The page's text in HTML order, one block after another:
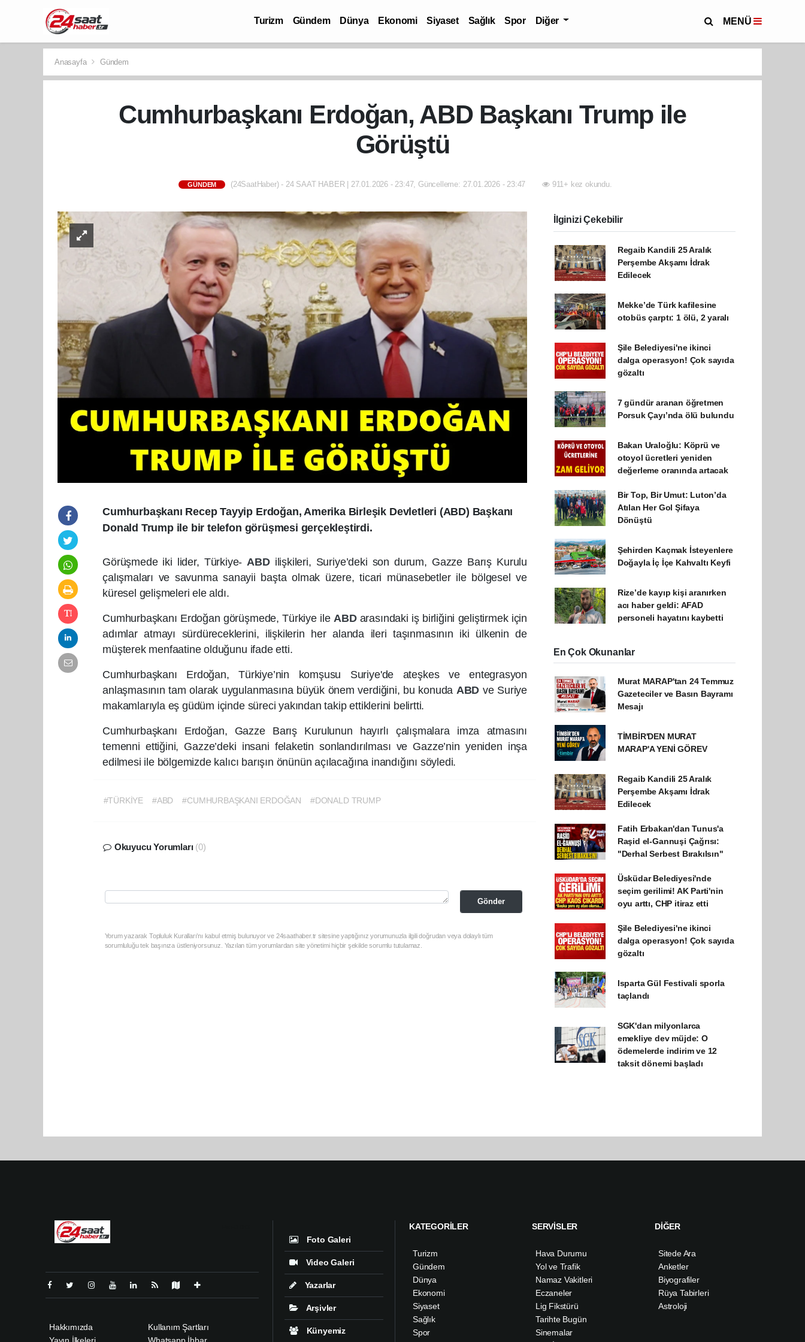
Turizm Gündem Dünya Ekonomi Siyaset Sağlık Spor Diğer MENÜ
Anasayfa Gündem
Cumhurbaşkanı Erdoğan, ABD Başkanı Trump ile
Görüştü
GÜNDEM (24SaatHaber) - 24 SAAT HABER | 27.01.2026 - 23:47, Güncelleme: 27.01.2026 - 23:47 911+ kez okundu.
Cumhurbaşkanı Recep Tayyip Erdoğan, Amerika Birleşik Devletleri (ABD) Başkanı
Donald Trump ile bir telefon görüşmesi gerçekleştirdi.
Görüşmede iki lider, Türkiye- ABD ilişkileri, Suriye’deki son durum, Gazze Barış Kurulu
çalışmaları ve savunma sanayii başta olmak üzere, ticari münasebetler ile bölgesel ve
küresel gelişmeleri ele aldı.
Cumhurbaşkanı Erdoğan görüşmede, Türkiye ile ABD arasındaki iş birliğini geliştirmek için
adımlar atmayı sürdüreceklerini, ilişkilerin her alanda ileri taşınmasının iki ülkenin de
müşterek menfaatine olduğunu ifade etti.
Cumhurbaşkanı Erdoğan, Türkiye’nin komşusu Suriye'de ateşkes ve entegrasyon
anlaşmasının tam olarak uygulanmasına büyük önem verdiğini, bu konuda ABD ve Suriye
makamlarıyla eş güdüm içinde süreci yakından takip ettiklerini belirtti.
Cumhurbaşkanı Erdoğan, Gazze Barış Kurulunun hayırlı çalışmalara imza atmasını
temenni ettiğini, Gazze’deki insani felaketin sonlandırılması ve Gazze’nin yeniden inşa
edilmesi ile bölgemizde kalıcı barışın önünün açılacağına inandığını söyledi.
#TÜRKİYE #ABD #CUMHURBAŞKANI ERDOĞAN #DONALD TRUMP
Okuyucu Yorumları (0)
Gönder
Yorum yazarak Topluluk Kuralları’nı kabul etmiş bulunuyor ve 24saathaber.tr sitesine yaptığınız yorumunuzla ilgili doğrudan veya dolaylı tüm
sorumluluğu tek başınıza üstleniyorsunuz. Yazılan tüm yorumlardan site yönetimi hiçbir şekilde sorumlu tutulamaz.
İlginizi Çekebilir
Regaib Kandili 25 Aralık
Perşembe Akşamı İdrak
Edilecek
Mekke’de Türk kafilesine
otobüs çarptı: 1 ölü, 2 yaralı
Şile Belediyesi'ne ikinci
dalga operasyon! Çok sayıda
gözaltı
7 gündür aranan öğretmen
Porsuk Çayı’nda ölü bulundu
Bakan Uraloğlu: Köprü ve
otoyol ücretleri yeniden
değerleme oranında artacak
Bir Top, Bir Umut: Luton’da
Atılan Her Gol Şifaya
Dönüştü
Şehirden Kaçmak İsteyenlere
Doğayla İç İçe Kahvaltı Keyfi
Rize’de kayıp kişi aranırken
acı haber geldi: AFAD
personeli hayatını kaybetti
En Çok Okunanlar
Murat MARAP'tan 24 Temmuz
Gazeteciler ve Basın Bayramı
Mesajı
TİMBİR'DEN MURAT
MARAP'A YENİ GÖREV
Regaib Kandili 25 Aralık
Perşembe Akşamı İdrak
Edilecek
Fatih Erbakan'dan Tunus'a
Raşid el-Gannuşi Çağrısı:
"Derhal Serbest Bırakılsın"
Üsküdar Belediyesi'nde
seçim gerilimi! AK Parti'nin
oyu arttı, CHP itiraz etti
Şile Belediyesi'ne ikinci
dalga operasyon! Çok sayıda
gözaltı
Isparta Gül Festivali sporla
taçlandı
SGK'dan milyonlarca
emekliye dev müjde: O
ödemelerde indirim ve 12
taksit dönemi başladı
Hakkımızda
Kullanım Şartları
Foto Galeri
Video Galeri
Yazarlar
Arşivler
Künyemiz
KATEGORİLER
Turizm
Gündem
Dünya
Ekonomi
Siyaset
Sağlık
Spor
SERVİSLER
Hava Durumu
Yol ve Trafik
Namaz Vakitleri
Eczaneler
Lig Fikstürü
Tarihte Bugün
Sinemalar
DİĞER
Sitede Ara
Anketler
Biyografiler
Rüya Tabirleri
Astroloji